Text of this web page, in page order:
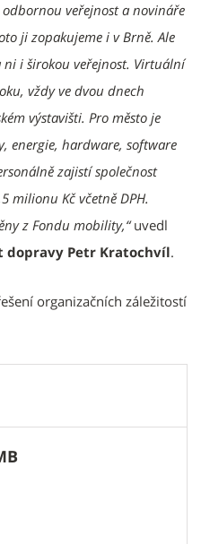
veřejnost a novináře
ji zopakujeme i v Brně. Ale
i širokou veřejnost. Virtuální
vždy ve dvou dnech
výstavišti. Pro město je
energie, hardware, software
zajistí společnost
milionu Kč včetně DPH.
z Fondu mobility,“uvedl
dopravy Petr Kratochvíl.
organizačních záležitostí